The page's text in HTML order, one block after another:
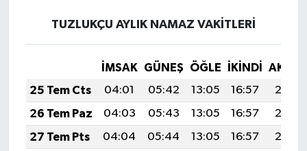
TUZLUKÇU AYLIK NAMAZ VAKITLERI
İMSAK GÜNEŞ ÖĞLE İKINDI
25 Tem Cts
04:01 05:42 13:05 16:57
20:18
26 Tem Paz
04:03 05:43 13:05 16:57
20:17
27 Tem Pts
04:04 05:44 13:05 16:57
20:16
Şaphane
Simav